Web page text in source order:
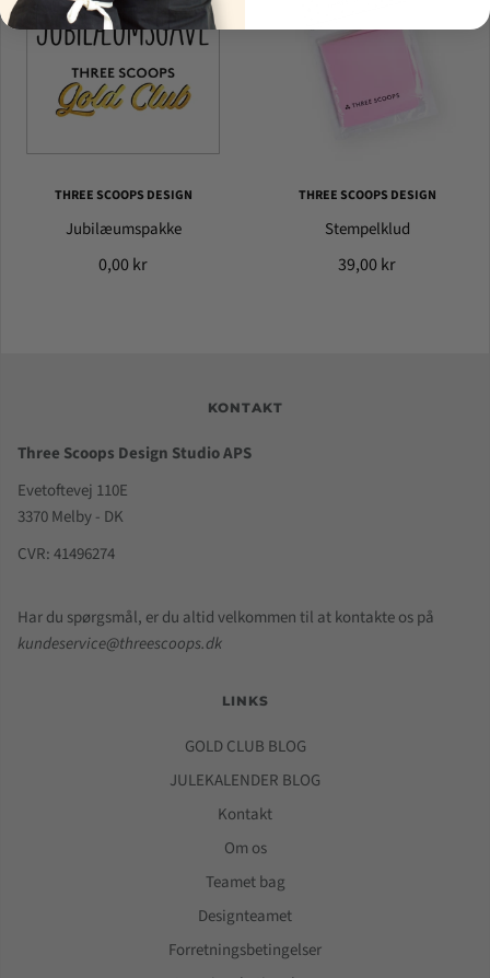
THREE SCOOPS DESIGN
Jubilæumspakke
0,00 kr
THREE SCOOPS DESIGN
Stempelklud
39,00 kr
KONTAKT
Three Scoops Design Studio APS
Evetoftevej 110E
3370 Melby - DK
CVR: 41496274
Har du spørgsmål, er du altid velkommen til at kontakte os på
kundeservice@threescoops.dk
LINKS
GOLD CLUB BLOG
JULEKALENDER BLOG
Kontakt
Om os
Teamet bag
Designteamet
Forretningsbetingelser